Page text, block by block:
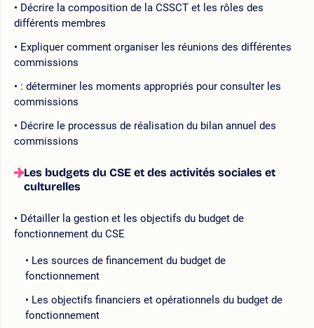
Décrire la composition de la CSSCT et les rôles des
différents membres
Expliquer comment organiser les réunions des différentes
commissions
: déterminer les moments appropriés pour consulter les
commissions
Décrire le processus de réalisation du bilan annuel des
commissions
Les budgets du CSE et des activités sociales et
culturelles
Détailler la gestion et les objectifs du budget de
fonctionnement du CSE
Les sources de financement du budget de
fonctionnement
Les objectifs financiers et opérationnels du budget de
fonctionnement